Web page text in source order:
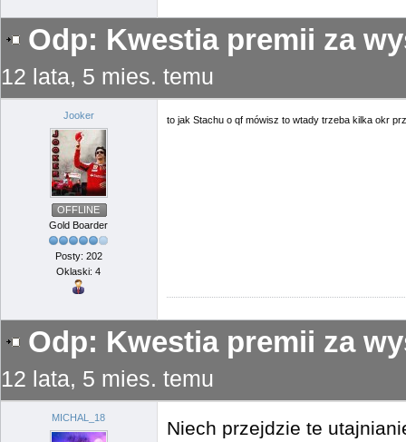
Odp: Kwestia premii za
12 lata, 5 mies. temu
Jooker
OFFLINE
Gold Boarder
Posty: 202
Oklaski: 4
to jak Stachu o qf mówisz to wtady trzeba kilka okr
Odp: Kwestia premii za
12 lata, 5 mies. temu
MICHAL_18
Niech przejdzie te